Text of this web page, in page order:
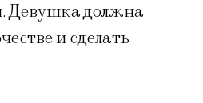
Девушка должна
и сделать